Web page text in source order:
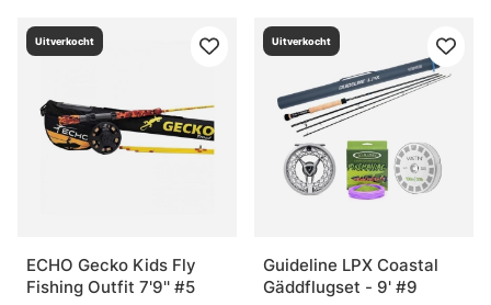
Uitverkocht
ECHO Gecko Kids Fly
Fishing Outfit 7'9'' #5
Uitverkocht
Guideline LPX Coastal
Gäddflugset - 9' #9